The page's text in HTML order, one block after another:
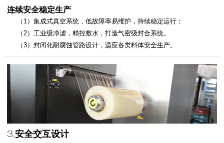
连续安全稳定生产
（1）集成式真空系统，低故障率易维护，持续稳定运行；
（2）工业级净滤，精控敷水，打造气密级封合系统。
（3）封闭化耐腐蚀管路设计，适应各类料体安全生产。
3.安全交互设计